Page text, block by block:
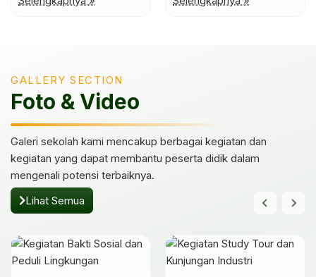
GALLERY SECTION
Foto & Video
Galeri sekolah kami mencakup berbagai kegiatan dan
kegiatan yang dapat membantu peserta didik dalam
mengenali potensi terbaiknya.
Lihat Semua